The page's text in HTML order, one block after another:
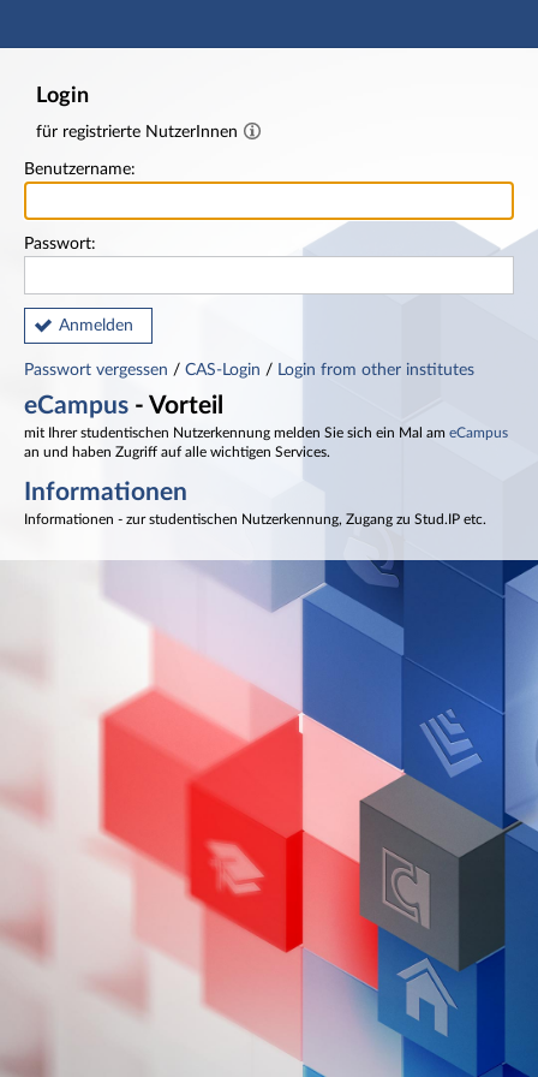
Hauptnavigation
Login
für registrierte NutzerInnen
Benutzername:
Passwort:
Anmelden
Passwort vergessen / CAS-Login / Login from other institutes
eCampus - Vorteil
mit Ihrer studentischen Nutzerkennung melden Sie sich ein Mal am eCampus
an und haben Zugriff auf alle wichtigen Services.
Informationen
Informationen - zur studentischen Nutzerkennung, Zugang zu Stud.IP etc.